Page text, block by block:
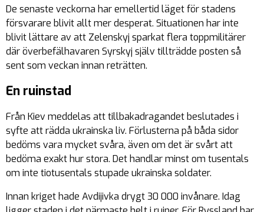
De senaste veckorna har emellertid läget för stadens
försvarare blivit allt mer desperat. Situationen har inte
blivit lättare av att Zelenskyj sparkat flera toppmilitärer
där överbefälhavaren Syrskyj själv tillträdde posten så
sent som veckan innan reträtten.
En ruinstad
Från Kiev meddelas att tillbakadragandet beslutades i
syfte att rädda ukrainska liv. Förlusterna på båda sidor
bedöms vara mycket svåra, även om det är svårt att
bedöma exakt hur stora. Det handlar minst om tusentals
om inte tiotusentals stupade ukrainska soldater.
Innan kriget hade Avdijivka drygt 30 000 invånare. Idag